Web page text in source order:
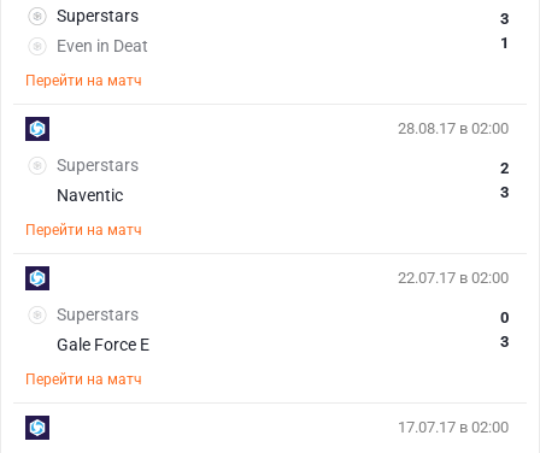
Superstars
Even in Deat
3
1
Перейти на матч
28.08.17 в 02:00
Superstars
Naventic
2
3
Перейти на матч
22.07.17 в 02:00
Superstars
Gale Force E
0
3
Перейти на матч
17.07.17 в 02:00